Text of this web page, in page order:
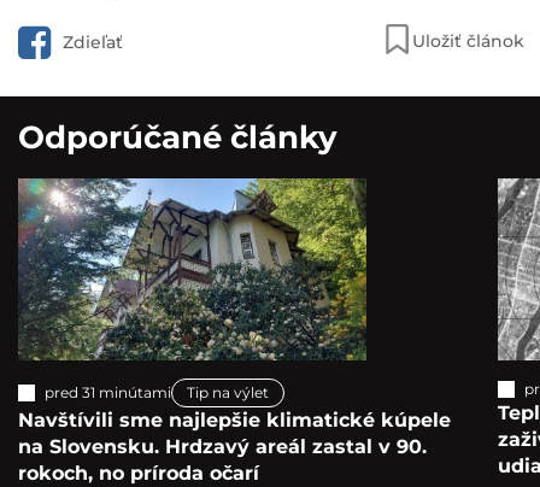
Zdieľať Uložiť článok
Odporúčané články
pred 31 minútami Tip na výlet
Navštívili sme najlepšie klimatické kúpele
na Slovensku. Hrdzavý areál zastal v 90.
rokoch, no príroda očarí